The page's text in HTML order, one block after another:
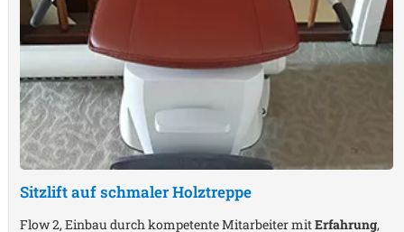
Sitzlift auf schmaler Holztreppe
Flow 2, Einbau durch kompetente Mitarbeiter mitErfahrung,